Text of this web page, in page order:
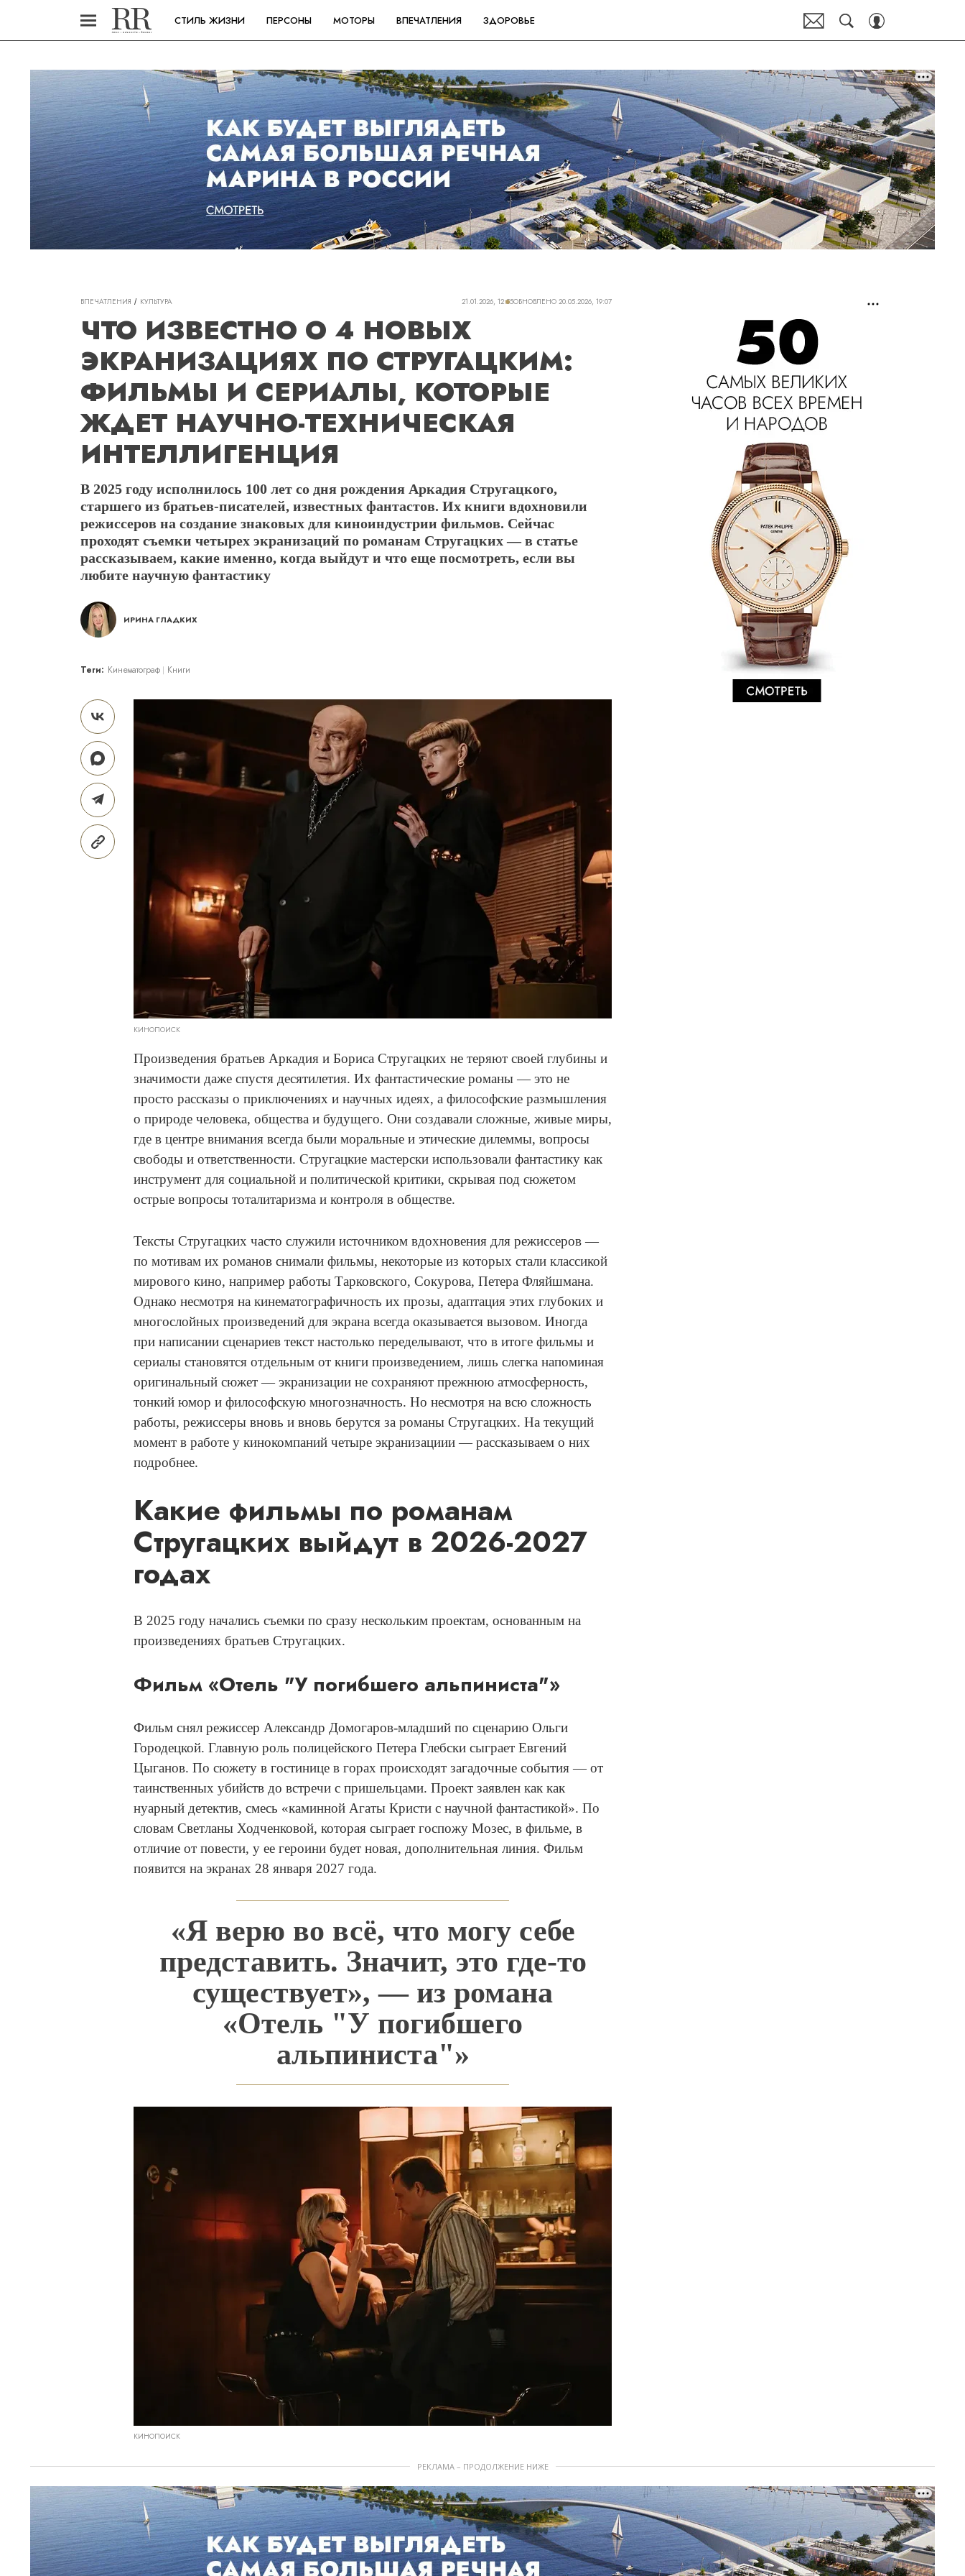
СТИЛЬ ЖИЗНИ ПЕРСОНЫ МОТОРЫ ВПЕЧАТЛЕНИЯ ЗДОРОВЬЕ
ВПЕЧАТЛЕНИЯ КУЛЬТУРА 21.01.2026, 12:55ОБНОВЛЕНО 20.05.2026, 19:07
ЧТО ИЗВЕСТНО О 4 НОВЫХ
ЭКРАНИЗАЦИЯХ ПО СТРУГАЦКИМ:
ФИЛЬМЫ И СЕРИАЛЫ, КОТОРЫЕ
ЖДЕТ НАУЧНО-ТЕХНИЧЕСКАЯ
ИНТЕЛЛИГЕНЦИЯ
В 2025 году исполнилось 100 лет со дня рождения Аркадия Стругацкого,
старшего из братьев-писателей, известных фантастов. Их книги вдохновили
режиссеров на создание знаковых для киноиндустрии фильмов. Сейчас
проходят съемки четырех экранизаций по романам Стругацких — в статье
рассказываем, какие именно, когда выйдут и что еще посмотреть, если вы
любите научную фантастику
ИРИНА ГЛАДКИХ
Теги: Кинематограф Книги
КИНОПОИСК
Произведения братьев Аркадия и Бориса Стругацких не теряют своей глубины и
значимости даже спустя десятилетия. Их фантастические романы — это не
просто рассказы о приключениях и научных идеях, а философские размышления
о природе человека, общества и будущего. Они создавали сложные, живые миры,
где в центре внимания всегда были моральные и этические дилеммы, вопросы
свободы и ответственности. Стругацкие мастерски использовали фантастику как
инструмент для социальной и политической критики, скрывая под сюжетом
острые вопросы тоталитаризма и контроля в обществе.
Тексты Стругацких часто служили источником вдохновения для режиссеров —
по мотивам их романов снимали фильмы, некоторые из которых стали классикой
мирового кино, например работы Тарковского, Сокурова, Петера Фляйшмана.
Однако несмотря на кинематографичность их прозы, адаптация этих глубоких и
многослойных произведений для экрана всегда оказывается вызовом. Иногда
при написании сценариев текст настолько переделывают, что в итоге фильмы и
сериалы становятся отдельным от книги произведением, лишь слегка напоминая
оригинальный сюжет — экранизации не сохраняют прежнюю атмосферность,
тонкий юмор и философскую многозначность. Но несмотря на всю сложность
работы, режиссеры вновь и вновь берутся за романы Стругацких. На текущий
момент в работе у кинокомпаний четыре экранизациии — рассказываем о них
подробнее.
Какие фильмы по романам
Стругацких выйдут в 2026-2027
годах
В 2025 году начались съемки по сразу нескольким проектам, основанным на
произведениях братьев Стругацких.
Фильм «Отель "У погибшего альпиниста"»
Фильм снял режиссер Александр Домогаров-младший по сценарию Ольги
Городецкой. Главную роль полицейского Петера Глебски сыграет Евгений
Цыганов. По сюжету в гостинице в горах происходят загадочные события — от
таинственных убийств до встречи с пришельцами. Проект заявлен как как
нуарный детектив, смесь «каминной Агаты Кристи с научной фантастикой». По
словам Светланы Ходченковой, которая сыграет госпожу Мозес, в фильме, в
отличие от повести, у ее героини будет новая, дополнительная линия. Фильм
появится на экранах 28 января 2027 года.
«Я верю во всё, что могу себе
представить. Значит, это где-то
существует», — из романа
«Отель "У погибшего
альпиниста"»
КИНОПОИСК
РЕКЛАМА – ПРОДОЛЖЕНИЕ НИЖЕ